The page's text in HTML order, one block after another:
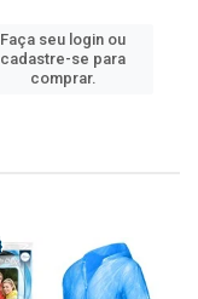
Faça seu login ou
cadastre-se para
comprar.